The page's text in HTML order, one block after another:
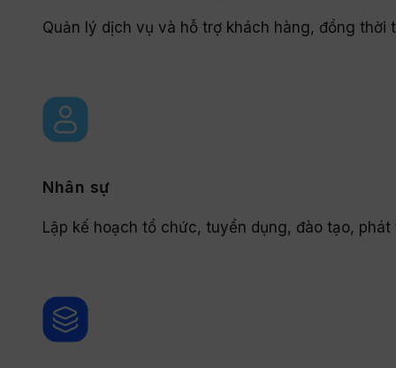
Quản lý dịch vụ và hỗ trợ khách hàng, đồng
Nhân sự
Lập kế hoạch tổ chức, tuyển dụng, đào tạo,